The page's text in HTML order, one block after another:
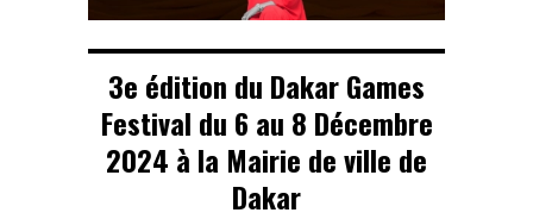
3e édition du Dakar Games
Festival du 6 au 8 Décembre
2024 à la Mairie de ville de
Dakar